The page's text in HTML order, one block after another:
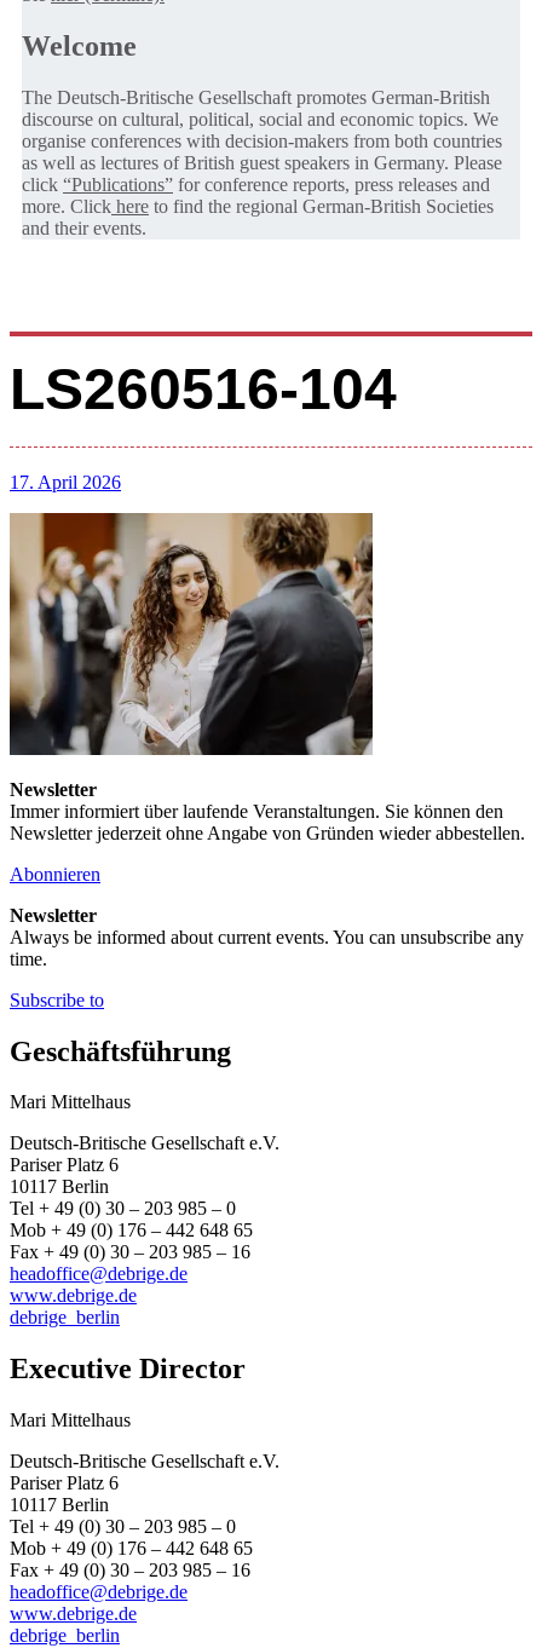
Welcome
The Deutsch-Britische Gesellschaft promotes German-British
discourse on cultural, political, social and economic topics. We
organise conferences with decision-makers from both countries
as well as lectures of British guest speakers in Germany. Please
click “Publications” for conference reports, press releases and
more. Click here to find the regional German-British Societies
and their events.
LS260516-104
17. April 2026
Newsletter
Immer informiert über laufende Veranstaltungen. Sie können den
Newsletter jederzeit ohne Angabe von Gründen wieder abbestellen.
Abonnieren
Newsletter
Always be informed about current events. You can unsubscribe any
time.
Subscribe to
Geschäftsführung
Mari Mittelhaus
Deutsch-Britische Gesellschaft e.V.
Pariser Platz 6
10117 Berlin
Tel + 49 (0) 30 – 203 985 – 0
Mob + 49 (0) 176 – 442 648 65
Fax + 49 (0) 30 – 203 985 – 16
headoffice@debrige.de
www.debrige.de
debrige_berlin
Executive Director
Mari Mittelhaus
Deutsch-Britische Gesellschaft e.V.
Pariser Platz 6
10117 Berlin
Tel + 49 (0) 30 – 203 985 – 0
Mob + 49 (0) 176 – 442 648 65
Fax + 49 (0) 30 – 203 985 – 16
headoffice@debrige.de
www.debrige.de
debrige_berlin